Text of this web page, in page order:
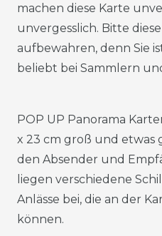
machen diese Karte
unvergesslich. Bitte
aufbewahren, denn Sie
beliebt bei Sammlern
POP UP Panorama
x 23 cm groß und etwas
den Absender und
liegen verschiedene
Anlässe bei, die an der
können.